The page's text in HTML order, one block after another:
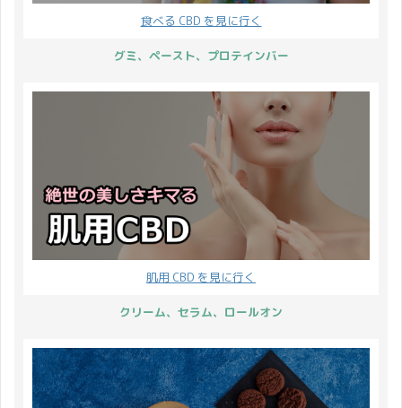
食べる CBD を見に行く
グミ、ペースト、プロテインバー
肌用 CBD を見に行く
クリーム、セラム、ロールオン